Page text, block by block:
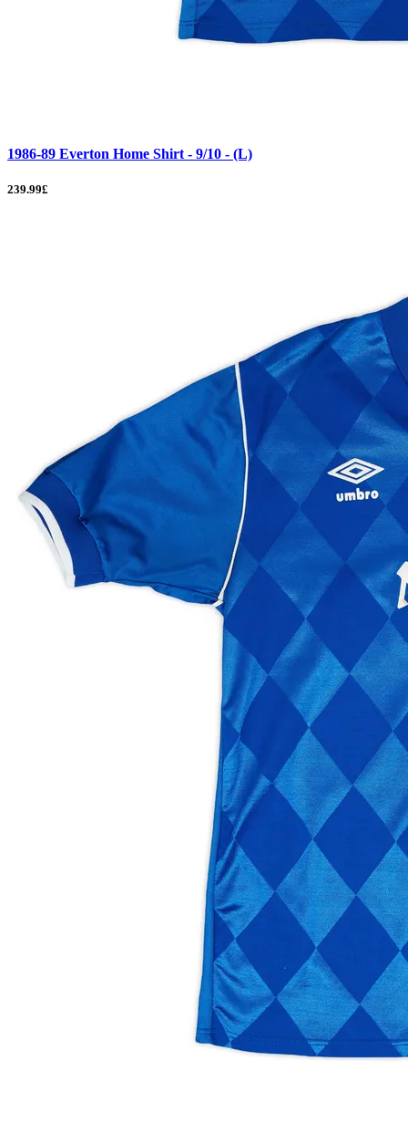
1986-89 Everton Home Shirt - 9/10 - (L)
239.99£